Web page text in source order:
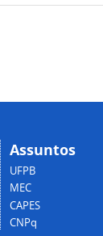
Assuntos
UFPB
MEC
CAPES
CNPq